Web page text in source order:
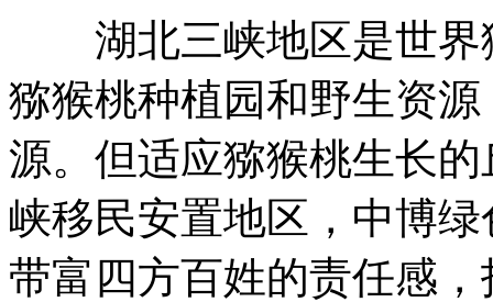
湖北三峡地区是世界
猕猴桃种植园和野生资
源。但适应猕猴桃生长
峡移民安置地区，中博
带富四方百姓的责任感